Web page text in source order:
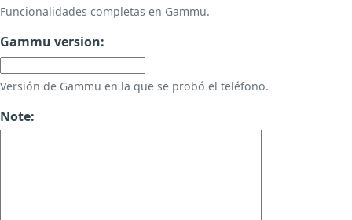
Funcionalidades completas en Gammu.
Gammu version:
Versión de Gammu en la que se probó el teléfono.
Note: